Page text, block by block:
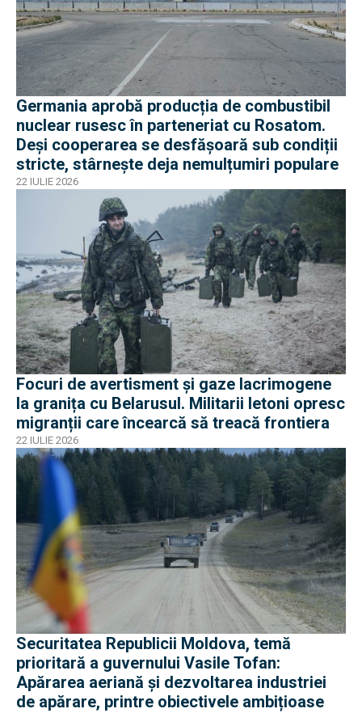
Germania aprobă producția de combustibil
nuclear rusesc în parteneriat cu Rosatom.
Deși cooperarea se desfășoară sub condiții
stricte, stârnește deja nemulțumiri populare
22 IULIE 2026
Focuri de avertisment și gaze lacrimogene
la granița cu Belarusul. Militarii letoni opresc
migranții care încearcă să treacă frontiera
22 IULIE 2026
Securitatea Republicii Moldova, temă
prioritară a guvernului Vasile Tofan:
Apărarea aeriană și dezvoltarea industriei
de apărare, printre obiectivele ambițioase